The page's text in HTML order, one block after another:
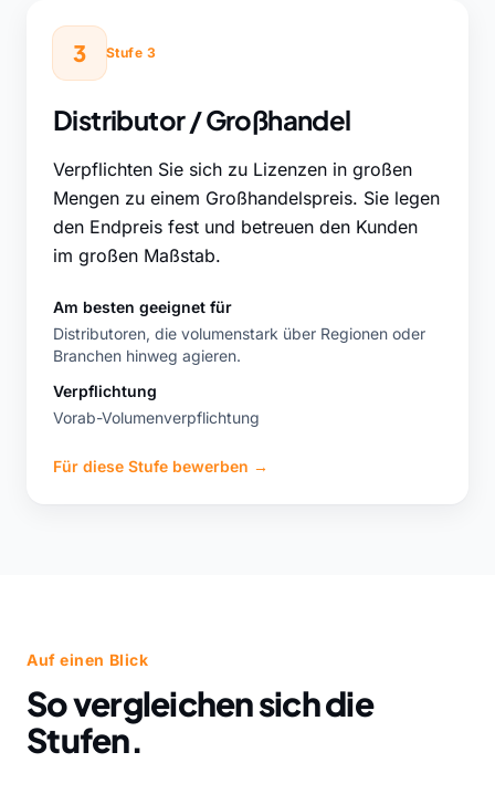
3 Stufe 3
Distributor / Großhandel
Verpflichten Sie sich zu Lizenzen in großen
Mengen zu einem Großhandelspreis. Sie legen
den Endpreis fest und betreuen den Kunden
im großen Maßstab.
Am besten geeignet für
Distributoren, die volumenstark über Regionen oder
Branchen hinweg agieren.
Verpflichtung
Vorab-Volumenverpflichtung
Für diese Stufe bewerben →
Auf einen Blick
So vergleichen sich die
Stufen.